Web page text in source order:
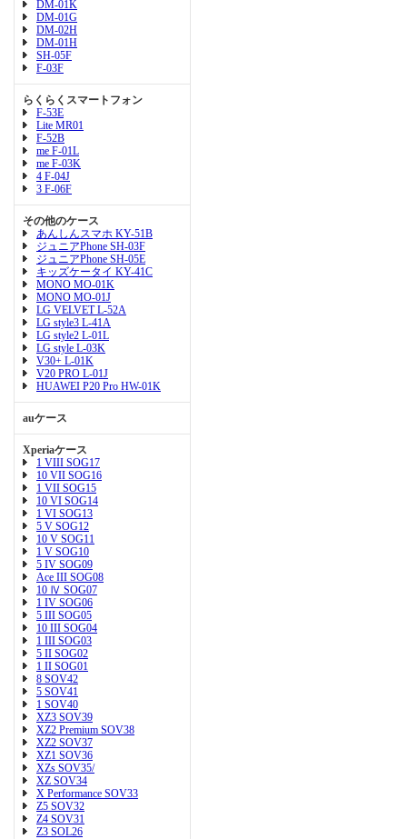
DM-01K
DM-01G
DM-02H
DM-01H
SH-05F
F-03F
らくらくスマートフォン
F-53E
Lite MR01
F-52B
me F-01L
me F-03K
4 F-04J
3 F-06F
その他のケース
あんしんスマホ KY-51B
ジュニアPhone SH-03F
ジュニアPhone SH-05E
キッズケータイ KY-41C
MONO MO-01K
MONO MO-01J
LG VELVET L-52A
LG style3 L-41A
LG style2 L-01L
LG style L-03K
V30+ L-01K
V20 PRO L-01J
HUAWEI P20 Pro HW-01K
auケース
Xperiaケース
1 VIII SOG17
10 VII SOG16
1 VII SOG15
10 VI SOG14
1 VI SOG13
5 V SOG12
10 V SOG11
1 V SOG10
5 IV SOG09
Ace III SOG08
10 Ⅳ SOG07
1 IV SOG06
5 III SOG05
10 III SOG04
1 III SOG03
5 II SOG02
1 II SOG01
8 SOV42
5 SOV41
1 SOV40
XZ3 SOV39
XZ2 Premium SOV38
XZ2 SOV37
XZ1 SOV36
XZs SOV35/
XZ SOV34
X Performance SOV33
Z5 SOV32
Z4 SOV31
Z3 SOL26